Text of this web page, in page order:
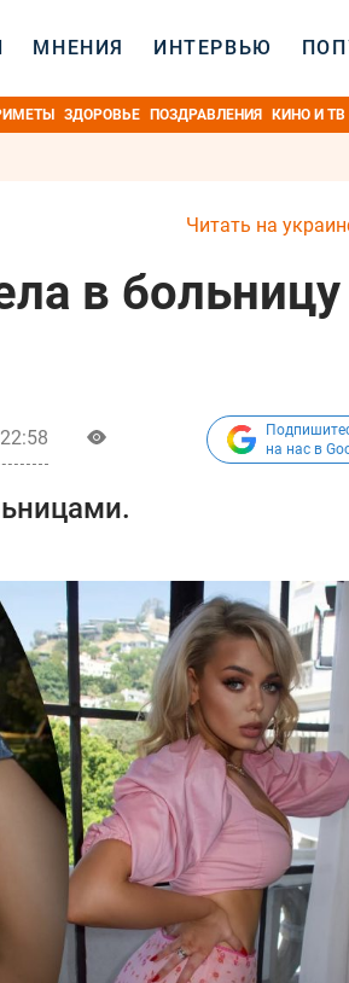
МНЕНИЯ ИНТЕРВЬЮ
ЗДОРОВЬЕ ПОЗДРАВЛЕНИЯ КИНО И ТВ
Читать на
в
на нас в